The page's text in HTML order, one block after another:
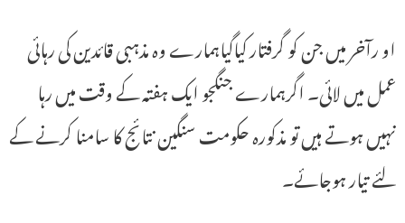
او رآخر میں جن کو گرفتار کیاگیاہمارے وہ مذہبی قائدین کی رہائی
عمل میں لائی۔ اگرہمارے جنگجو ایک ہفتہ کے وقت میں رہا
نہیں ہوتے ہیں تو مذکورہ حکومت سنگین نتائج کا سامنا کرنے کے
لئے تیار ہوجائے۔